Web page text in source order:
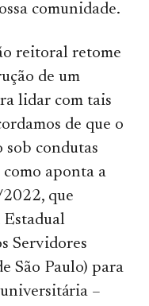
comunidade.
reitoral retome
de um
lidar com tais
de que o
sob condutas
aponta a
que
Estadual
Servidores
São Paulo) para
–